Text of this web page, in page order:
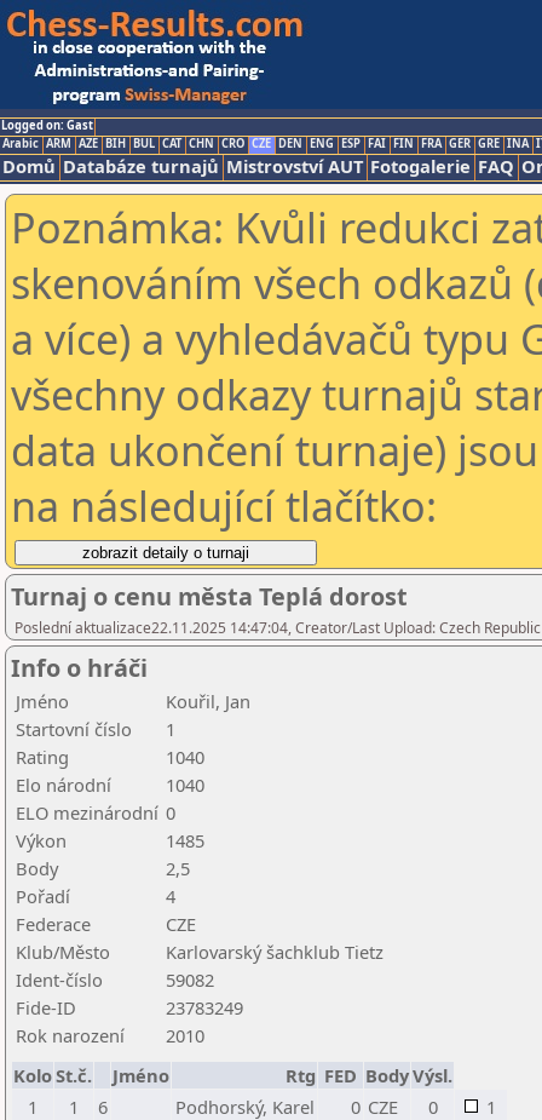
Logged on: Gast
Arabic ARM AZE BIH BUL CAT CHN CRO CZE DEN ENG ESP FAI FIN FRA GER GRE INA
Domů Databáze turnajů Mistrovství AUT Fotogalerie FAQ
Poznámka: Kvůli redukci
skenováním všech odkazů
a více) a vyhledávačů typu
všechny odkazy turnajů
data ukončení turnaje)
na následující tlačítko:
Turnaj o cenu města Teplá dorost
Poslední aktualizace22.11.2025 14:47:04, Creator/Last Upload: Czech
Info o hráči
Jméno
Kouřil, Jan
Startovní číslo
1
Rating
1040
Elo národní
1040
ELO mezinárodní 0
Výkon
1485
Body
2,5
Pořadí
4
Federace
CZE
Klub/Město
Karlovarský šachklub Tietz
Ident-číslo
59082
Fide-ID
23783249
Rok narození
2010
KoloSt.č. Jméno Rtg FED BodyVýsl.
1
1 6 Podhorský, Karel 0 CZE 0
1